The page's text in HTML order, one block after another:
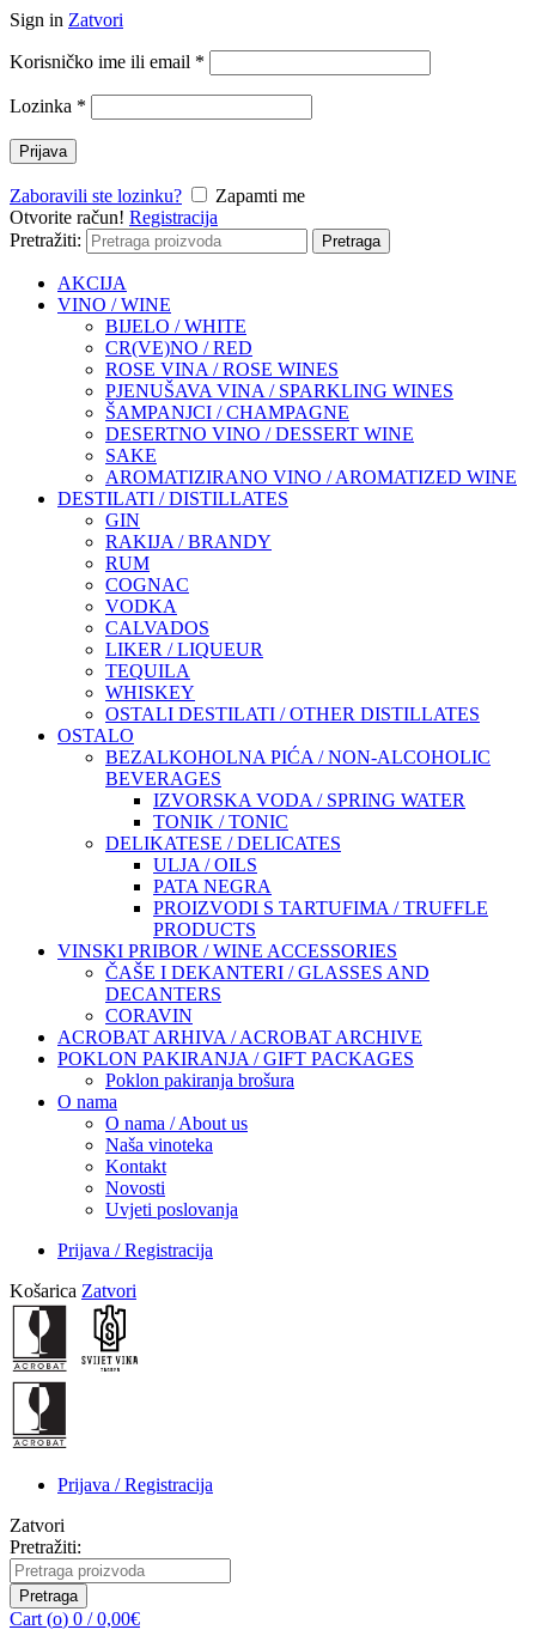
Sign in Zatvori
Korisničko ime ili email *
Lozinka *
Prijava
Zaboravili ste lozinku?
Zapamti me
Otvorite račun! Registracija
Pretražiti:
Pretraga
AKCIJA
VINO / WINE
BIJELO / WHITE
CR(VE)NO / RED
ROSE VINA / ROSE WINES
PJENUŠAVA VINA / SPARKLING WINES
ŠAMPANJCI / CHAMPAGNE
DESERTNO VINO / DESSERT WINE
SAKE
AROMATIZIRANO VINO / AROMATIZED WINE
DESTILATI / DISTILLATES
GIN
RAKIJA / BRANDY
RUM
COGNAC
VODKA
CALVADOS
LIKER / LIQUEUR
TEQUILA
WHISKEY
OSTALI DESTILATI / OTHER DISTILLATES
OSTALO
BEZALKOHOLNA PIĆA / NON-ALCOHOLIC
BEVERAGES
IZVORSKA VODA / SPRING WATER
TONIK / TONIC
DELIKATESE / DELICATES
ULJA / OILS
PATA NEGRA
PROIZVODI S TARTUFIMA / TRUFFLE
PRODUCTS
VINSKI PRIBOR / WINE ACCESSORIES
ČAŠE I DEKANTERI / GLASSES AND
DECANTERS
CORAVIN
ACROBAT ARHIVA / ACROBAT ARCHIVE
POKLON PAKIRANJA / GIFT PACKAGES
Poklon pakiranja brošura
O nama
O nama / About us
Naša vinoteka
Kontakt
Novosti
Uvjeti poslovanja
Prijava / Registracija
Košarica Zatvori
Prijava / Registracija
Zatvori
Pretražiti:
Pretraga
Cart (o) 0 / 0,00€